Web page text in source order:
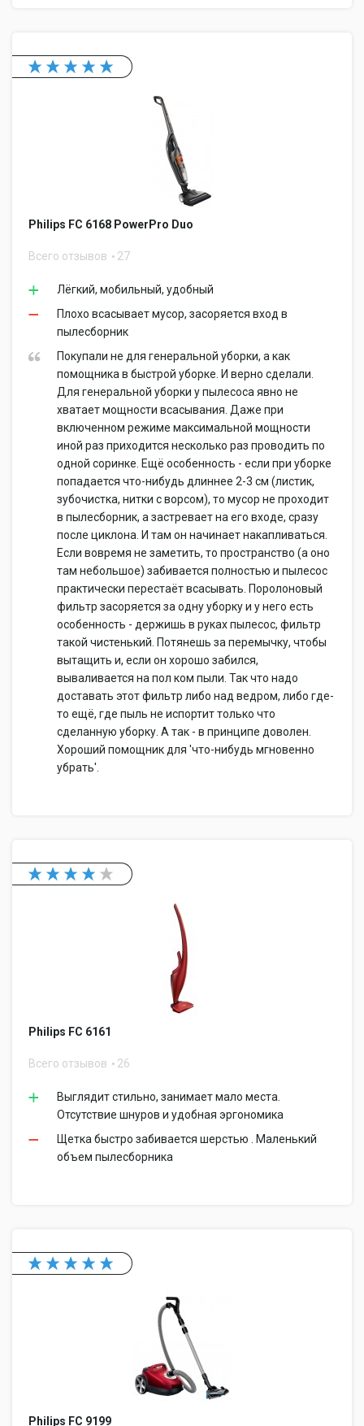
Philips FC 6168 PowerPro Duo
Всего отзывов 27
Лёгкий, мобильный, удобный
Плохо всасывает мусор, засоряется вход в
пылесборник
Покупали не для генеральной уборки, а как
помощника в быстрой уборке. И верно сделали.
Для генеральной уборки у пылесоса явно не
хватает мощности всасывания. Даже при
включенном режиме максимальной мощности
иной раз приходится несколько раз проводить по
одной соринке. Ещё особенность - если при уборке
попадается что-нибудь длиннее 2-3 см (листик,
зубочистка, нитки с ворсом), то мусор не проходит
в пылесборник, а застревает на его входе, сразу
после циклона. И там он начинает накапливаться.
Если вовремя не заметить, то пространство (а оно
там небольшое) забивается полностью и пылесос
практически перестаёт всасывать. Поролоновый
фильтр засоряется за одну уборку и у него есть
особенность - держишь в руках пылесос, фильтр
такой чистенький. Потянешь за перемычку, чтобы
вытащить и, если он хорошо забился,
вываливается на пол ком пыли. Так что надо
доставать этот фильтр либо над ведром, либо где-
то ещё, где пыль не испортит только что
сделанную уборку. А так - в принципе доволен.
Хороший помощник для 'что-нибудь мгновенно
убрать'.
Philips FC 6161
Всего отзывов 26
Выглядит стильно, занимает мало места.
Отсутствие шнуров и удобная эргономика
Щетка быстро забивается шерстью . Маленький
объем пылесборника
Philips FC 9199